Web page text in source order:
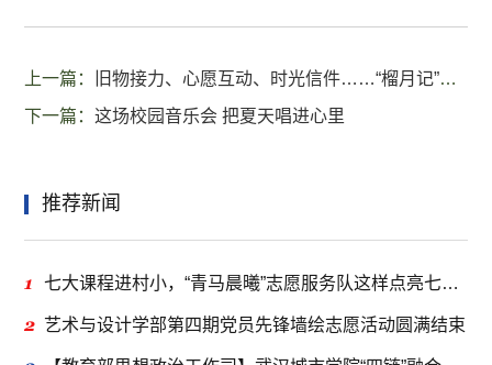
上一篇：
旧物接力、心愿互动、时光信件……“榴月记”创意展打造沉浸式体验
下一篇：这场校园音乐会 把夏天唱进心里
推荐新闻
1 七大课程进村小，“青马晨曦”志愿服务队这样点亮七彩假期
2 艺术与设计学部第四期党员先锋墙绘志愿活动圆满结束